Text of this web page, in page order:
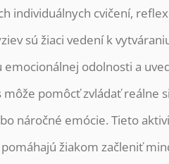
individuálnych cvičení,
sú žiaci vedení k
emocionálnej odolnosti a
pomôcť zvládať reálne
náročné emócie. Tieto
žiakom začleniť